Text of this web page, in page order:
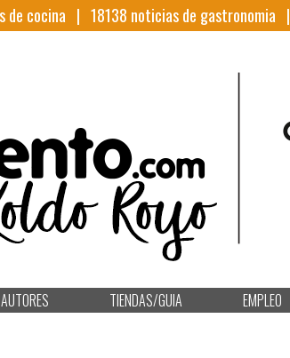
de cocina | 18138 noticias de gastronomia |
AUTORES TIENDAS/GUIA EMPLEO